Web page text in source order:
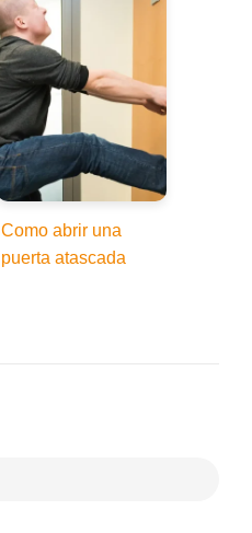
Como abrir una
puerta atascada